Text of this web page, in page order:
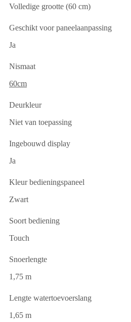
Volledige grootte (60 cm)
Geschikt voor paneelaanpassing
Ja
Nismaat
60cm
Deurkleur
Niet van toepassing
Ingebouwd display
Ja
Kleur bedieningspaneel
Zwart
Soort bediening
Touch
Snoerlengte
1,75 m
Lengte watertoevoerslang
1,65 m